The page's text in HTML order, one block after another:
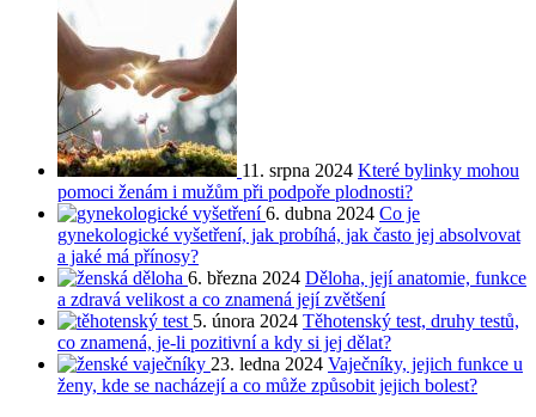
11. srpna 2024 Které bylinky mohou
pomoci ženám i mužům při podpoře plodnosti?
6. dubna 2024 Co je
gynekologické vyšetření, jak probíhá, jak často jej absolvovat
a jaké má přínosy?
6. března 2024 Děloha, její anatomie, funkce
a zdravá velikost a co znamená její zvětšení
5. února 2024 Těhotenský test, druhy testů,
co znamená, je-li pozitivní a kdy si jej dělat?
23. ledna 2024 Vaječníky, jejich funkce u
ženy, kde se nacházejí a co může způsobit jejich bolest?